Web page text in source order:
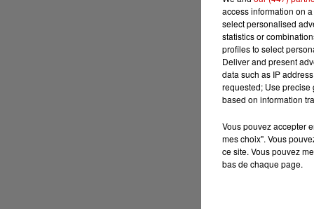
access information on
select personalised
statistics or
profiles to select
Deliver and present
data such as IP
requested; Use precise
based on information
Vous pouvez accepter
mes choix". Vous
ce site. Vous pouvez
bas de chaque page.